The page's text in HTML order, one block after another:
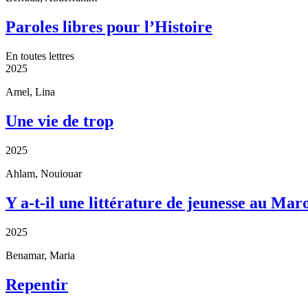
Paroles libres pour l’Histoire
En toutes lettres
2025
Amel, Lina
Une vie de trop
2025
Ahlam, Nouiouar
Y a-t-il une littérature de jeunesse au
2025
Benamar, Maria
Repentir